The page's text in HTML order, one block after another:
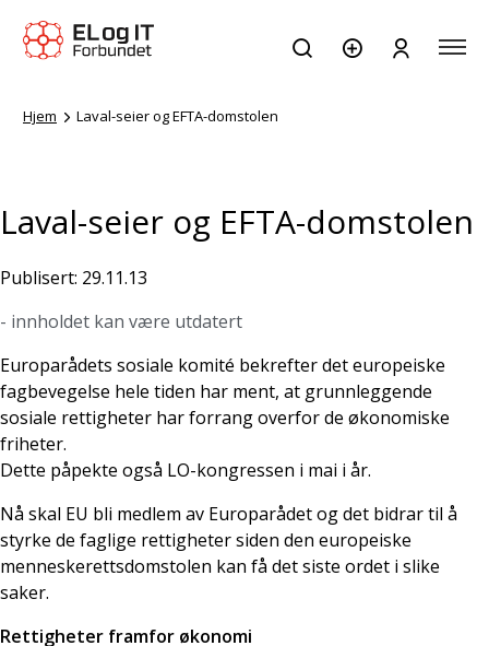
Hjem Laval-seier og EFTA-domstolen
Laval-seier og EFTA-domstolen
Publisert: 29.11.13
- innholdet kan være utdatert
Europarådets sosiale komité bekrefter det europeiske
fagbevegelse hele tiden har ment, at grunnleggende
sosiale rettigheter har forrang overfor de økonomiske
friheter.
Dette påpekte også LO-kongressen i mai i år.
Nå skal EU bli medlem av Europarådet og det bidrar til å
styrke de faglige rettigheter siden den europeiske
menneskerettsdomstolen kan få det siste ordet i slike
saker.
Rettigheter framfor økonomi